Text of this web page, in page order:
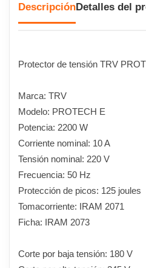
DescripciónDetalles del
Protector de tensión TRV
Marca: TRV
Modelo: PROTECH E
Potencia: 2200 W
Corriente nominal: 10 A
Tensión nominal: 220 V
Frecuencia: 50 Hz
Protección de picos: 125 joules
Tomacorriente: IRAM 2071
Ficha: IRAM 2073
Corte por baja tensión: 180 V